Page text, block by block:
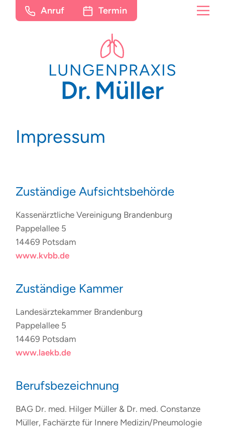
Anruf Termin
Impressum
Zuständige Aufsichtsbehörde
Kassenärztliche Vereinigung Brandenburg
Pappelallee 5
14469 Potsdam
www.kvbb.de
Zuständige Kammer
Landesärztekammer Brandenburg
Pappelallee 5
14469 Potsdam
www.laekb.de
Berufsbezeichnung
BAG Dr. med. Hilger Müller & Dr. med. Constanze
Müller, Fachärzte für Innere Medizin/Pneumologie